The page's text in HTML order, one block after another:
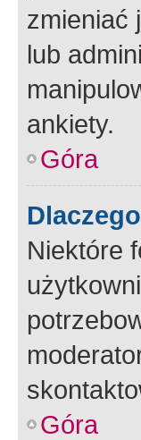
zmieniać
lub
ankiety.
Góra
Niektóre
Góra